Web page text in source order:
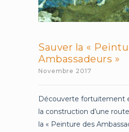
Sauver la «
Ambassadeurs »
Novembre 2017
Découverte fortuitement
la construction d’une
la « Peinture des